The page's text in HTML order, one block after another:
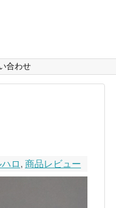
合わせ
ロ , 商品レビュー